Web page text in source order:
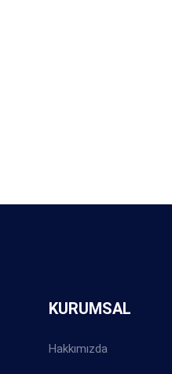
KURUMSAL
Hakkımızda